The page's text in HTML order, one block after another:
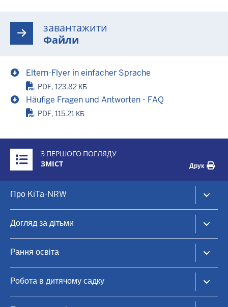
завантажити
Файли
Eltern-Flyer in einfacher Sprache
PDF, 123.82 КБ
Häufige Fragen und Antworten - FAQ
PDF, 115.21 КБ
Inhalte
З ПЕРШОГО ПОГЛЯДУ
ЗМІСТ
Друк
menu
Про KiTa-NRW
Догляд за дітьми та раннє навчання
Догляд за дітьми
Сімейні центри
Координатори
Рання освіта
Практична інформація
Робота в дитячому садку